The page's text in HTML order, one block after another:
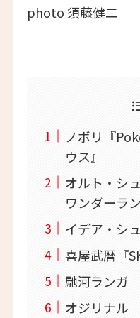
photo 須藤健二
ノボリ『
ウス』
オルト・シ
ワンダーラン
イデア・シ
喜屋武暦『
馳河ランガ
オジリナル